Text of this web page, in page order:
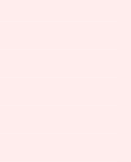
Analiza